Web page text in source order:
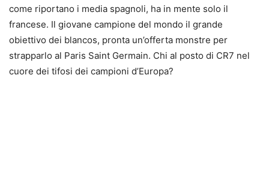
come riportano i media spagnoli, ha in mente solo il
francese. Il giovane campione del mondo il grande
obiettivo dei blancos, pronta un’offerta monstre per
strapparlo al Paris Saint Germain. Chi al posto di CR7 nel
cuore dei tifosi dei campioni d’Europa?